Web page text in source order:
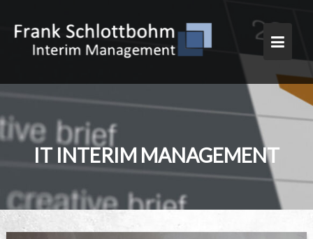
content
IT INTERIM MANAGEMENT